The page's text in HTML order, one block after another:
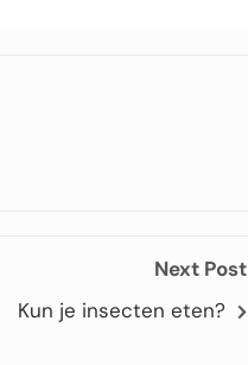
Next Post
Kun je insecten eten?